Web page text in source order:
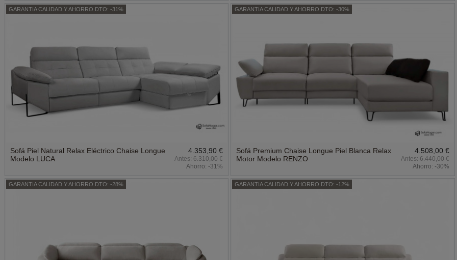
GARANTIA CALIDAD Y AHORRO DTO: -31%
Sofá Piel Natural Relax Eléctrico Chaise Longue
Modelo LUCA
4.353,90 €
6.310,00 €
Ahorro:-31%
GARANTIA CALIDAD Y AHORRO DTO: -30%
Sofá Premium Chaise Longue Piel Blanca Relax
Motor Modelo RENZO
4.508,00 €
6.440,00 €
Ahorro: -30%
GARANTIA CALIDAD Y AHORRO DTO: -28% GARANTIA CALIDAD Y AHORRO DTO: -12%